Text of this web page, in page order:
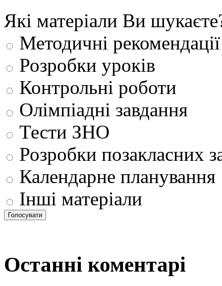
Які матеріали Ви
Методичні рекомендації
Розробки уроків
Контрольні роботи
Олімпіадні завдання
Тести ЗНО
Розробки позакласних
Календарне планування
Інші матеріали
Останні коментарі